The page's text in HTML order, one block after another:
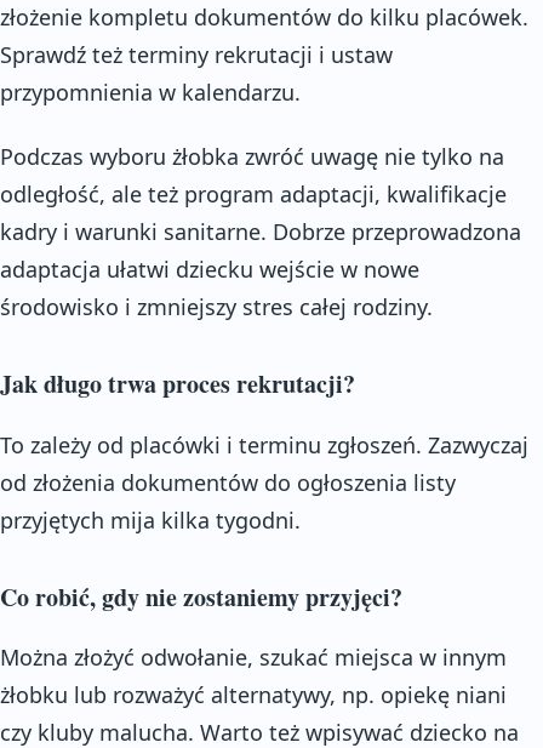
złożenie kompletu dokumentów do kilku placówek.
Sprawdź też terminy rekrutacji i ustaw
przypomnienia w kalendarzu.
Podczas wyboru żłobka zwróć uwagę nie tylko na
odległość, ale też program adaptacji, kwalifikacje
kadry i warunki sanitarne. Dobrze przeprowadzona
adaptacja ułatwi dziecku wejście w nowe
środowisko i zmniejszy stres całej rodziny.
Jak długo trwa proces rekrutacji?
To zależy od placówki i terminu zgłoszeń. Zazwyczaj
od złożenia dokumentów do ogłoszenia listy
przyjętych mija kilka tygodni.
Co robić, gdy nie zostaniemy przyjęci?
Można złożyć odwołanie, szukać miejsca w innym
żłobku lub rozważyć alternatywy, np. opiekę niani
czy kluby malucha. Warto też wpisywać dziecko na